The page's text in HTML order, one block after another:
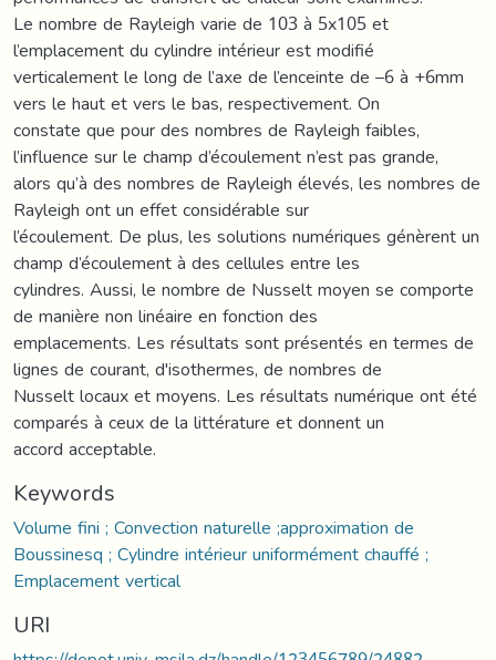
Le nombre de Rayleigh varie de 103 à 5x105 et
l’emplacement du cylindre intérieur est modifié
verticalement le long de l’axe de l’enceinte de –6 à +6mm
vers le haut et vers le bas, respectivement. On
constate que pour des nombres de Rayleigh faibles,
l’influence sur le champ d’écoulement n’est pas grande,
alors qu’à des nombres de Rayleigh élevés, les nombres de
Rayleigh ont un effet considérable sur
l’écoulement. De plus, les solutions numériques génèrent un
champ d’écoulement à des cellules entre les
cylindres. Aussi, le nombre de Nusselt moyen se comporte
de manière non linéaire en fonction des
emplacements. Les résultats sont présentés en termes de
lignes de courant, d'isothermes, de nombres de
Nusselt locaux et moyens. Les résultats numérique ont été
comparés à ceux de la littérature et donnent un
accord acceptable.
Keywords
Volume fini ; Convection naturelle ;approximation de
Boussinesq ; Cylindre intérieur uniformément chauffé ;
Emplacement vertical
URI